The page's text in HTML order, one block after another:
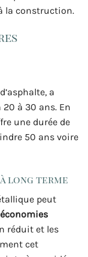
la construction.
a
à 30 ans. En
une durée de
50 ans voire
long terme
peut
économies
réduit et les
cet